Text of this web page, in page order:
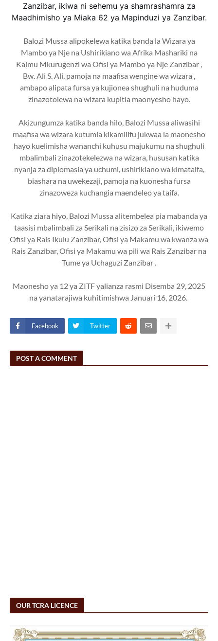
Zanzibar, ikiwa ni sehemu ya shamrashamra za
Maadhimisho ya Miaka 62 ya Mapinduzi ya Zanzibar.
Balozi Mussa alipokelewa katika banda la Wizara ya
Mambo ya Nje na Ushirikiano wa Afrika Mashariki na
Kaimu Mkurugenzi wa Ofisi ya Mambo ya Nje Zanzibar ,
Bw. Ali S. Ali, pamoja na maafisa wengine wa wizara ,
ambapo alipata fursa ya kujionea shughuli na huduma
zinazotolewa na wizara kupitia maonyesho hayo.
Akizungumza katika banda hilo, Balozi Mussa aliwasihi
maafisa wa wizara kutumia kikamilifu jukwaa la maonesho
hayo kuelimisha wananchi kuhusu majukumu na shughuli
mbalimbali zinazotekelezwa na wizara, hususan katika
nyanja za diplomasia ya uchumi, ushirikiano wa kimataifa,
biashara na uwekezaji, pamoja na kuonesha fursa
zinazoweza kuchangia maendeleo ya taifa.
Katika ziara hiyo, Balozi Mussa alitembelea pia mabanda ya
taasisi mbalimbali za Serikali na zisizo za Serikali, ikiwemo
Ofisi ya Rais Ikulu Zanzibar, Ofisi ya Makamu wa kwanza wa
Rais Zanzibar, Ofisi ya Makamu wa pili wa Rais Zanzibar na
Tume ya Uchaguzi Zanzibar .
Maonesho ya 12 ya ZITF yalianza rasmi Disemba 29, 2025
na yanatarajiwa kuhitimishwa Januari 16, 2026.
Facebook Twitter
POST A COMMENT
OUR TCRA LICENCE